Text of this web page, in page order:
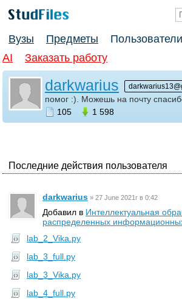
Вузы Предметы Пользователи
AI
Заказать работу
darkwarius
помог :). Можешь на почту
105
1 598
Последние действия пользователя
darkwarius » 27 June 2021г в 0:42
Добавил в Интеллектуальная
распределенных
lab_2_Vika.py
lab_3_full.py
lab_3_Vika.py
lab_4_full.py